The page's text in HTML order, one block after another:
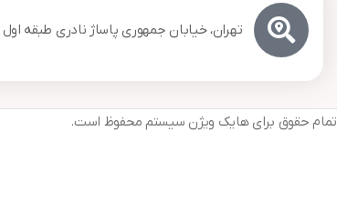
تهران، خیابان جمهوری پاساژ نادری طبقه اول
تمام حقوق برای هایک ویژن سیستم محفوظ است.